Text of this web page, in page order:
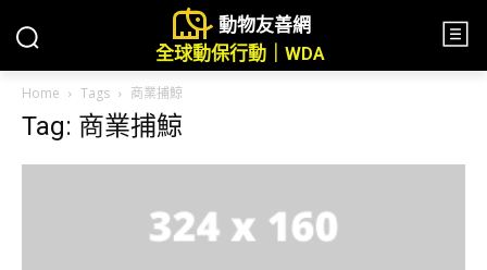
動物友善網
全球動保行動｜WDA
Home Tags 商業捕鯨
Tag: 商業捕鯨